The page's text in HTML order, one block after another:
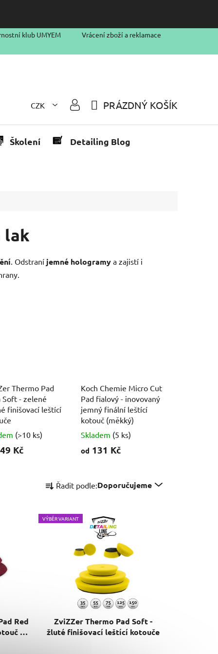
klub UMYEM
Vrácení zboží a reklamace
CZK
KOŠÍK
PRÁZDNÝ KOŠÍK
Školení Detailing Blog
lak
. Odstraní jemné hologramy a zajistí i
Thermo Pad
Soft - zelené
finišovací leštící
(>10 ks)
Kč
Koch Chemie Micro Cut
Pad fialový - inovovaný
jemný finální leštící
kotouč (měkký)
Skladem (5 ks)
od 131 Kč
a
e
n
t
Řadit podle:Doporučujeme
Red
na
VÝBĚR VARIANT
ZviZZer Thermo Pad Soft -
žluté finišovací leštící kotouče